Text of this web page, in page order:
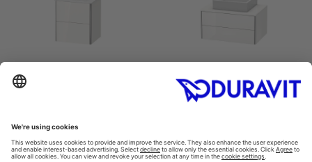
Szafka podumywalkowa
510 x 418 mm
Szafka podumywalkowa
do konsoli